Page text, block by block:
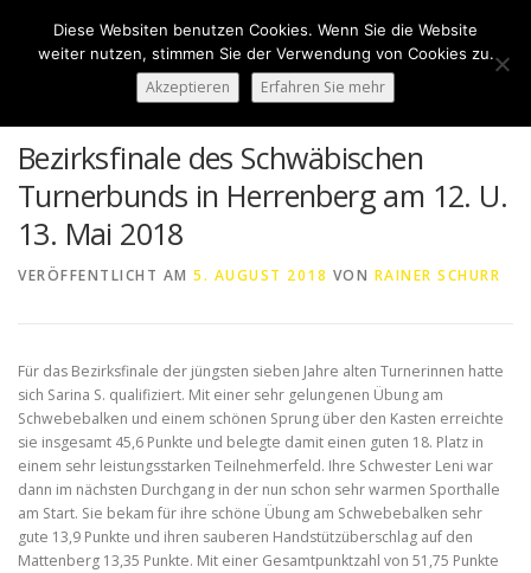
springen
NEWS SPONSORING
Bezirksfinale des Schwäbischen
Turnerbunds in Herrenberg am 12. U.
13. Mai 2018
VERÖFFENTLICHT AM 5. AUGUST 2018 VON RAINER SCHURR
Für das Bezirksfinale der jüngsten sieben Jahre alten Turnerinnen hatte
sich Sarina S. qualifiziert. Mit einer sehr gelungenen Übung am
Schwebebalken und einem schönen Sprung über den Kasten erreichte
sie insgesamt 45,6 Punkte und belegte damit einen guten 18. Platz in
einem sehr leistungsstarken Teilnehmerfeld. Ihre Schwester Leni war
dann im nächsten Durchgang in der nun schon sehr warmen Sporthalle
am Start. Sie bekam für ihre schöne Übung am Schwebebalken sehr
gute 13,9 Punkte und ihren sauberen Handstützüberschlag auf den
Mattenberg 13,35 Punkte. Mit einer Gesamtpunktzahl von 51,75 Punkte
Diese Websiten benutzen Cookies. Wenn Sie die Website
weiter nutzen, stimmen Sie der Verwendung von Cookies zu.
Akzeptieren Erfahren Sie mehr